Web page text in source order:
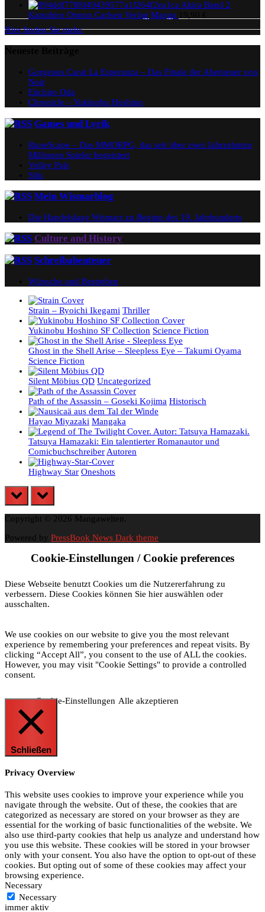
Akira Band 2
Katsuhiro Otomo Carlsen Verlag Manga
Hier finden Sie mehr.
Gorgeous Carat La Esperanza – Das Finale der Abenteuer von
Noir
Eiichiro Oda
Chronicle – Yukinobu Hoshino
Games und Lyrik
RuneScape – Das MMORPG, das seit über zwei Jahrzehnten
Millionen Spieler begeistert
Volley Pals
Sifu
Mein Wismarblog
Die Handelslage Wismars zu Beginn des 19. Jahrhunderts
Culture and History
Schreibabenteuer
Wünsche und Bestreben
Strain – Ryoichi Ikegami Thriller
Yukinobu Hoshino SF Collection Science Fiction
Ghost in the Shell Arise – Sleepless Eye – Takumi Oyama
Science Fiction
Silent Möbius QD Uncategorized
Path of the Assassin – Goseki Kojima Historisch
Hayao Miyazaki Mangaka
Tatsuya Hamazaki: Ein talentierter Romanautor und
Comicbuchschreiber Autoren
Highway Star Oneshots
prev next
Copyright © 2026 Mangawelten.
Powered by PressBook News Dark theme
Cookie-Einstellungen / Cookie preferences
Diese Webseite benutzt Cookies um die Nutzererfahrung zu
verbessern. Diese Cookies können Sie hier auswählen oder
ausschalten.
We use cookies on our website to give you the most relevant
experience by remembering your preferences and repeat visits. By
clicking “Accept All”, you consent to the use of ALL the cookies.
However, you may visit "Cookie Settings" to provide a controlled
consent.
Cookie-Einstellungen Alle akzeptieren
Schließen
Privacy Overview
This website uses cookies to improve your experience while you
navigate through the website. Out of these, the cookies that are
categorized as necessary are stored on your browser as they are
essential for the working of basic functionalities of the website. We
also use third-party cookies that help us analyze and understand how
you use this website. These cookies will be stored in your browser
only with your consent. You also have the option to opt-out of these
cookies. But opting out of some of these cookies may affect your
browsing experience.
Necessary
Necessary
immer aktiv